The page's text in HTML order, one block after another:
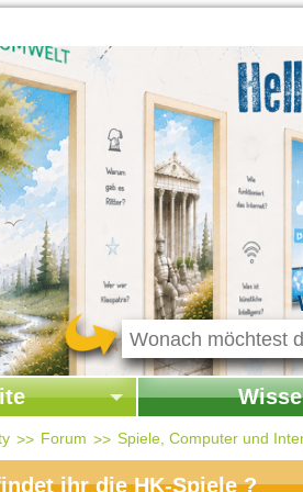
Startseite Wissen
Geschichte &
Forum Spiele, Computer und
ihr die HK-Spiele ?